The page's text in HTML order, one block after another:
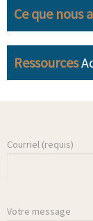
Ce que nous
Ressources
Courriel (requis)
Votre message